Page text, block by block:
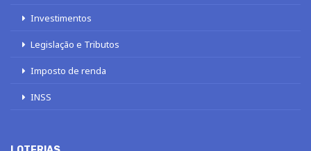
Investimentos
Legislação e Tributos
Imposto de renda
INSS